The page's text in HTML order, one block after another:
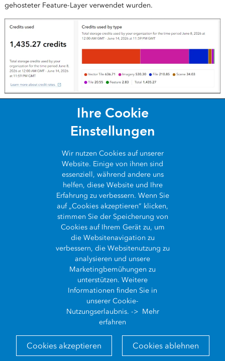
gehosteter Feature-Layer verwendet wurden.
Anmeldetypen für Mitglieder aktualisieren
Administratoren können dieAnmeldetypen der Mitglieder
beispielsweise indem sie ArcGIS-Anmeldungen in
SAML-Anmeldungen umwandeln, ohne dabei Benutzerkonten
neu anlegen zu müssen. Dieser optimierte Arbeitsablauf
vereinfacht die Identitätsverwaltung und reduziert den
Verwaltungsaufwand.
Weitere Verbesserungen
Mitglieder, denen eine benutzerdefinierte Rolle mit einem
bestimmten Satz an Berechtigungen zugewiesen wurde,
können jetzt in einer
Kollaboration mit Partnern
Kollaborationskoordinatoren festgelegt werden.
Administratoren können diese benutzerdefinierte Rolle
mithilfe der neuen integrierten Rollenvorlage
Coordinator Template zuweisen.
Die Transparenz bei der Rollenverwaltung wurde durch klarere
Hinweise zu Abhängigkeiten zwischen Berechtigungen
verbessert. Dadurch können Administratoren die
Anforderungen an Rollen besser nachvollziehen und
Berechtigungen einfacher konfigurieren.
Ihre Cookie
Einstellungen
Wir nutzen Cookiesauf unserer
Website. Einige von ihnen sind
essenziell, während andere uns
helfen, diese Website und Ihre
Erfahrung zu verbessern. Wenn Sie
auf „Cookies akzeptieren“ klicken,
stimmen Sie der Speicherung von
Cookies auf Ihrem Gerät zu, um
die Websitenavigation zu
verbessern, die Websitenutzung zu
analysieren und unsere
Marketingbemühungen zu
unterstützen. Weitere
Informationen finden Sie in
unserer Cookie-
Nutzungserlaubnis. -> Mehr
erfahren
Cookies akzeptieren Cookies ablehnen